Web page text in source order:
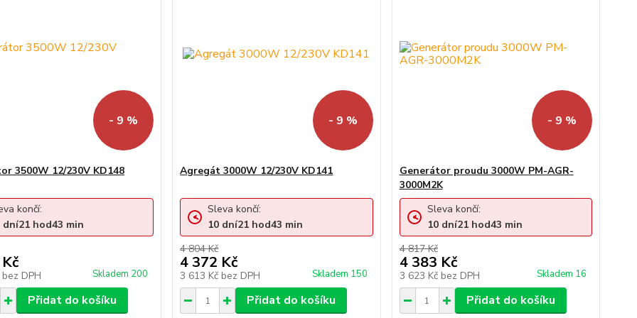
- 9 %
3500W 12/230V KD148
bez DPH Skladem 200
končí:
dní21hod43 min
Přidat do košíku
- 9 %
Agregát 3000W 12/230V KD141
4 804 Kč
4 372 Kč
3 613 Kč bez DPH Skladem 150
Sleva končí:
10 dní21 hod43 min
Přidat do košíku
- 9 %
Generátor proudu 3000W PM-AGR-
3000M2K
4 817 Kč
4 383 Kč
3 623 Kč bez DPH Skladem 16
Sleva končí:
10 dní21hod43 min
Přidat do košíku